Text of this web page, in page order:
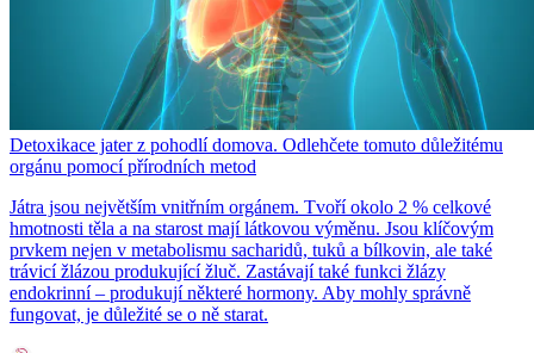
Detoxikace jater z pohodlí domova. Odlehčete tomuto důležitému
orgánu pomocí přírodních metod
Játra jsou největším vnitřním orgánem. Tvoří okolo 2 % celkové
hmotnosti těla a na starost mají látkovou výměnu. Jsou klíčovým
prvkem nejen v metabolismu sacharidů, tuků a bílkovin, ale také
trávicí žlázou produkující žluč. Zastávají také funkci žlázy
endokrinní – produkují některé hormony. Aby mohly správně
fungovat, je důležité se o ně starat.